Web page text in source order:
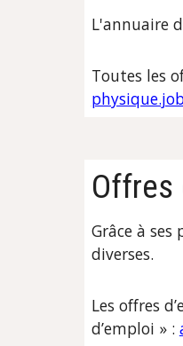
L'annuaire
Toutes les
Grâce à
diverses.
Les offres
d’emploi » :